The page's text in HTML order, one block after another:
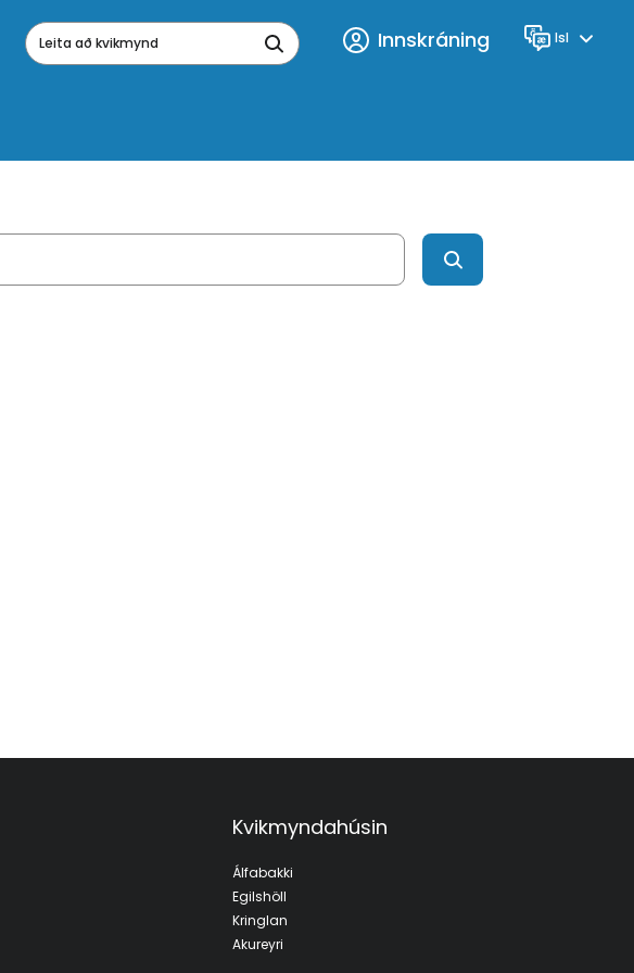
Leita að kvikmynd
Innskráning Tungumál
Isl
Kvikmyndahúsin
Álfabakki
Egilshöll
Kringlan
Akureyri